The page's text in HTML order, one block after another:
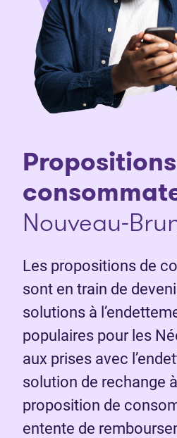
Nouveau-
Les propositions de
sont en train de
solutions à
populaires pour les
aux prises avec
solution de rechange
proposition de
entente de